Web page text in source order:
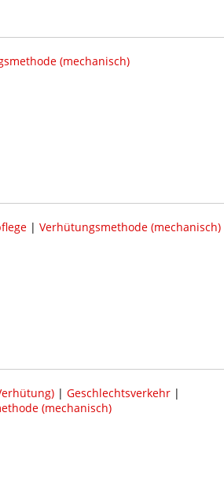
(mechanisch)
| Verhütungsmethode (mechanisch)
| Geschlechtsverkehr|
(mechanisch)